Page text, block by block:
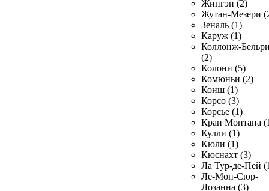
Жингэн (2)
Жутан-Мезери
Зеналь (1)
Каруж (1)
Коллонж-
(2)
Колони (5)
Комюньи (2)
Конш (1)
Корсо (3)
Корсье (1)
Кран Монтана
Кулли (1)
Кюли (1)
Кюснахт (3)
Ла Тур-де-Пей
Ле-Мон-Сюр-
Лозанна (3)